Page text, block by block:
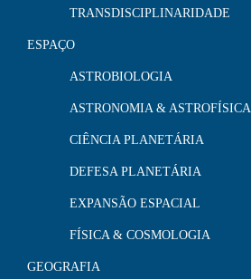
TRANSDISCIPLINARIDADE
ESPAÇO
ASTROBIOLOGIA
ASTRONOMIA & ASTROFÍSICA
CIÊNCIA PLANETÁRIA
DEFESA PLANETÁRIA
EXPANSÃO ESPACIAL
FÍSICA & COSMOLOGIA
GEOGRAFIA